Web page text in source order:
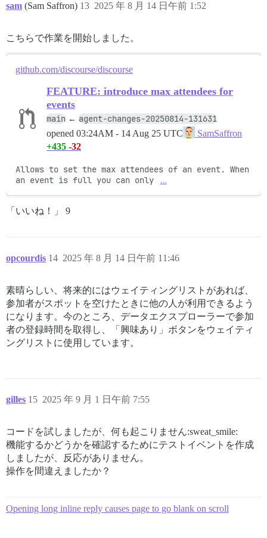
sam (Sam Saffron) 2025 年 8 月 14 日午前 1:52
13
こちらで作業を開始しました。
github.com/discourse/discourse
FEATURE: introduce max attendees for
events
main ← agent-changes-20250814-131631
opened 03:24AM - 14 Aug 25 UTC
SamSaffron
+435 -32
Allows to set the max attendees of an event. When
an event is full you can only
…
「いいね！」 9
opcourdis 2025 年 8 月 14 日午前 11:46
14
素晴らしい、将来的にはウェイティングリストがあれば、
参加者がスポットを空けたときに他の人が利用できるよう
になります。今のところ、データエクスプローラーで参加
者の登録時間を取得し、「興味あり」ボタンをウェイティ
ングリストに使用しています。
gilles 2025 年 9 月 1 日午前 7:55
15
コードを試しましたが、何も起こりません:sweat_smile:
機能するかどうかを確認するためにテストイベントを作成
しましたが、反応がありません。
操作を間違えましたか？
Opening long inline reply causes page to go blank on scroll